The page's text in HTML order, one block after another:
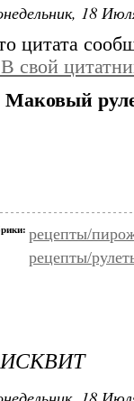
18
цитата
В свой
Маковый
рецепты/
рецепты/